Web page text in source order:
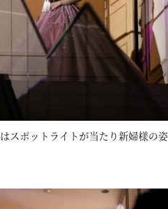
スポットライトが当たり新婦様の